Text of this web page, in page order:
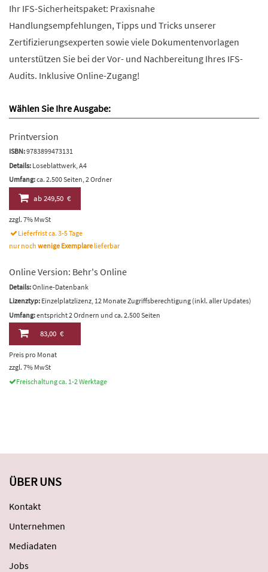
Ihr IFS-Sicherheitspaket: Praxisnahe
Handlungsempfehlungen, Tipps und Tricks unserer
Zertifizierungsexperten sowie viele Dokumentenvorlagen
unterstützen Sie bei der Vor- und Nachbereitung Ihres IFS-
Audits. Inklusive Online-Zugang!
Wählen Sie Ihre Ausgabe:
Printversion
ISBN:9783899473131
Details: Loseblattwerk, A4
Umfang:ca. 2.500 Seiten, 2 Ordner
ab249,50 €
zzgl. 7% MwSt
Lieferfrist ca. 3-5 Tage
nur noch wenige Exemplare lieferbar
Online Version: Behr's Online
Details:Online-Datenbank
Lizenztyp: Einzelplatzlizenz, 12 Monate Zugriffsberechtigung (inkl. aller Updates)
Umfang:entspricht 2 Ordnern und ca. 2.500 Seiten
83,00 €
Preis pro Monat
zzgl. 7% MwSt
Freischaltung ca. 1-2 Werktage
ÜBER UNS
Kontakt
Unternehmen
Mediadaten
Jobs